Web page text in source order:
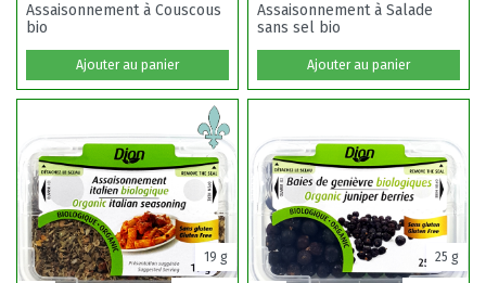
Assaisonnement à Couscous
bio
Ajouter au panier
Assaisonnement à Salade
sans sel bio
Ajouter au panier
19 g 25 g